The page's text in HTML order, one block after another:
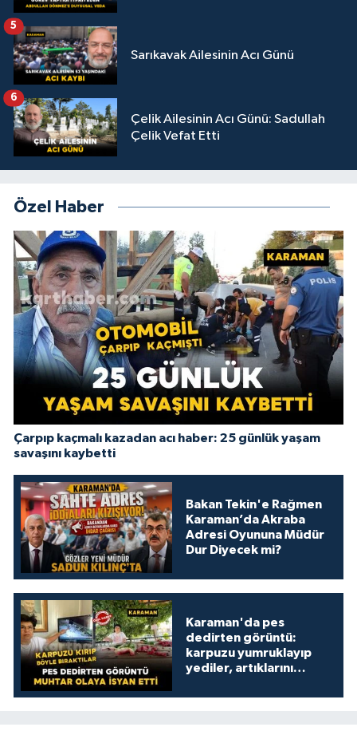
Sarıkavak Ailesinin Acı Günü
5
Çelik Ailesinin Acı Günü: Sadullah
Çelik Vefat Etti
6
Özel Haber
Çarpıp kaçmalı kazadan acı haber: 25 günlük yaşam
savaşını kaybetti
Bakan Tekin'e Rağmen
Karaman’da Akraba
Adresi Oyununa Müdür
Dur Diyecek mi?
Karaman'da pes
dedirten görüntü:
karpuzu yumruklayıp
yediler, artıklarını